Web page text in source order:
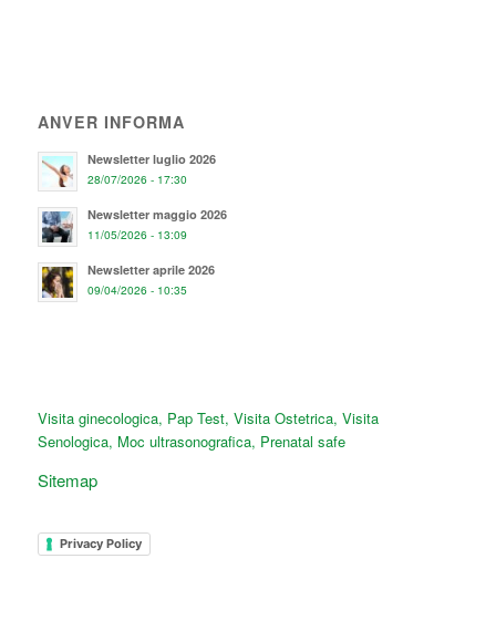
ANVER INFORMA
Newsletter luglio 2026
28/07/2026 - 17:30
Newsletter maggio 2026
11/05/2026 - 13:09
Newsletter aprile 2026
09/04/2026 - 10:35
Visita ginecologica, Pap Test, Visita Ostetrica, Visita
Senologica, Moc ultrasonografica, Prenatal safe
Sitemap
Privacy Policy